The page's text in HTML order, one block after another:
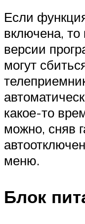
Если
включена, то
версии
могут
какое-то
можно, сняв
меню.
Блок